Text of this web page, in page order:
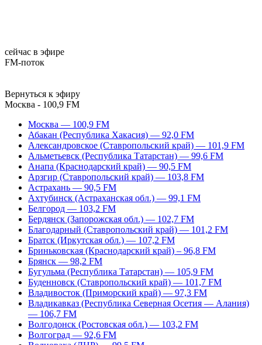
сейчас в эфире
FM-поток
Вернуться к эфиру
Москва - 100,9 FM
Москва — 100,9 FM
Абакан (Республика Хакасия) — 92,0 FM
Александровское (Ставропольский край) — 101,9 FM
Альметьевск (Республика Татарстан) — 99,6 FM
Анапа (Краснодарский край) — 90,5 FM
Арзгир (Ставропольский край) — 103,8 FM
Астрахань — 90,5 FM
Ахтубинск (Астраханская обл.) — 99,1 FM
Белгород — 103,2 FM
Бердянск (Запорожская обл.) — 102,7 FM
Благодарный (Ставропольский край) — 101,2 FM
Братск (Иркутская обл.) — 107,2 FM
Бриньковская (Краснодарский край) – 96,8 FM
Брянск — 98,2 FM
Бугульма (Республика Татарстан) — 105,9 FM
Буденновск (Ставропольский край) — 101,7 FM
Владивосток (Приморский край) — 97,3 FM
Владикавказ (Республика Северная Осетия — Алания)
— 106,7 FM
Волгодонск (Ростовская обл.) — 103,2 FM
Волгоград — 92,6 FM